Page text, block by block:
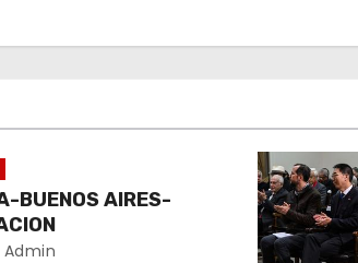
BUENOS AIRES-
Admin